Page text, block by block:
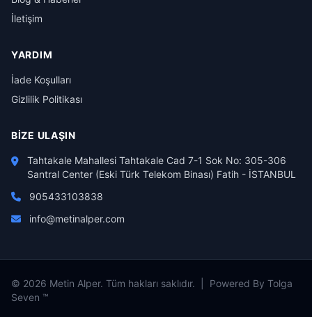
İletişim
YARDIM
İade Koşulları
Gizlilik Politikası
BIZE ULAŞIN
Tahtakale Mahallesi Tahtakale Cad 7-1 Sok No: 305-306
Santral Center (Eski Türk Telekom Binası) Fatih - İSTANBUL
905433103838
info@metinalper.com
© 2026 Metin Alper. Tüm hakları saklıdır. | Powered By Tolga
Seven ™